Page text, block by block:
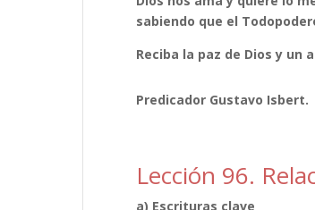
sabiendo que el
Reciba la paz de Dios y un
Predicador Gustavo Isbert.
Lección 96.
a) Escrituras clave